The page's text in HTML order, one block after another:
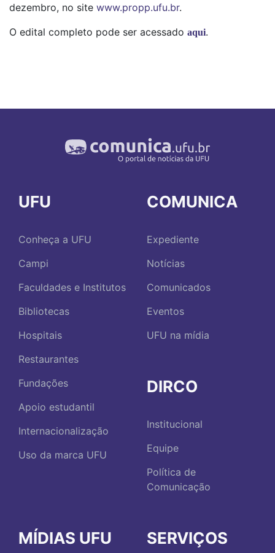
dezembro, no site www.propp.ufu.br.
O edital completo pode ser acessado aqui.
UFU
Conheça a UFU
Campi
Faculdades e Institutos
Bibliotecas
Hospitais
Restaurantes
Fundações
Apoio estudantil
Internacionalização
Uso da marca UFU
COMUNICA
Expediente
Notícias
Comunicados
Eventos
UFU na mídia
DIRCO
Institucional
Equipe
Política de
Comunicação
MÍDIAS UFU SERVIÇOS